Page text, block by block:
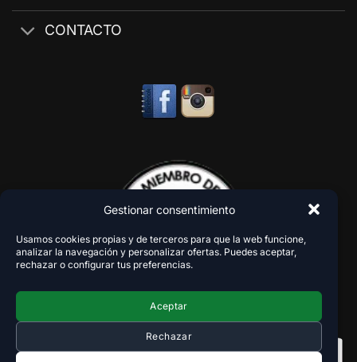
Gestionar consentimiento
Usamos cookies propias y de terceros para que la web funcione,
analizar la navegación y personalizar ofertas. Puedes aceptar,
rechazar o configurar tus preferencias.
Aceptar
Rechazar
CONTACTO